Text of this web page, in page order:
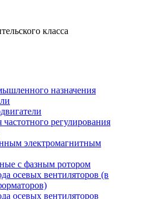
класса
назначения
регулирования
электромагнитным
с фазным ротором
осевых вентиляторов (в
осевых вентиляторов